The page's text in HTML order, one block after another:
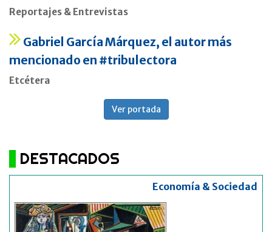
Reportajes & Entrevistas
Gabriel García Márquez, el autor más
mencionado en #tribulectora
Etcétera
Ver portada
DESTACADOS
Economía & Sociedad